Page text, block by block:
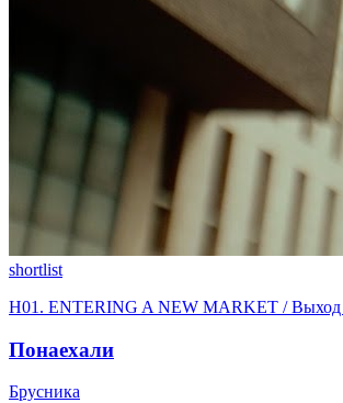
shortlist
H01. ENTERING A NEW MARKET /
Понаехали
Брусника